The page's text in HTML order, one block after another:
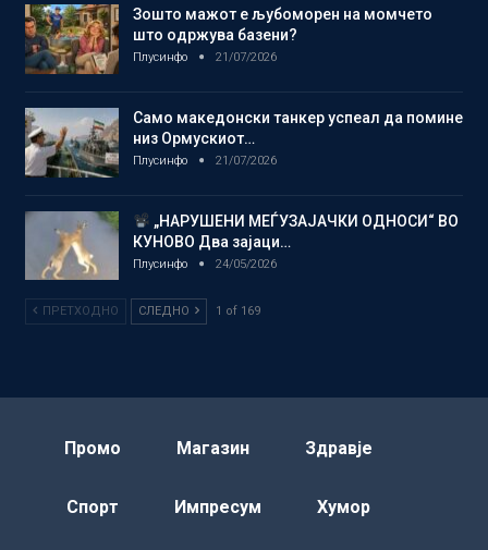
Зошто мажот е љубоморен на момчето
што одржува базени?
Плусинфо 21/07/2026
Само македонски танкер успеал да помине
низ Ормускиот…
Плусинфо 21/07/2026
„НАРУШЕНИ МЕЃУЗАЈАЧКИ ОДНОСИ“ ВО
КУНОВО Два зајаци…
Плусинфо 24/05/2026
ПРЕТХОДНО СЛЕДНО 1 of 169
Промо Магазин Здравје
Спорт Импресум Хумор